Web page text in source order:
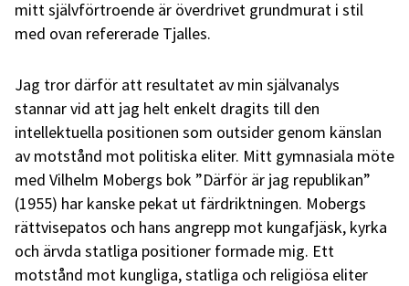
mitt självförtroende är överdrivet grundmurat i stil
med ovan refererade Tjalles.
Jag tror därför att resultatet av min självanalys
stannar vid att jag helt enkelt dragits till den
intellektuella positionen som outsider genom känslan
av motstånd mot politiska eliter. Mitt gymnasiala möte
med Vilhelm Mobergs bok ”Därför är jag republikan”
(1955) har kanske pekat ut färdriktningen. Mobergs
rättvisepatos och hans angrepp mot kungafjäsk, kyrka
och ärvda statliga positioner formade mig. Ett
motstånd mot kungliga, statliga och religiösa eliter